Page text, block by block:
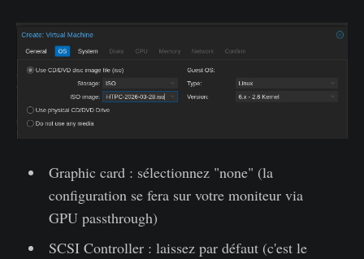
Graphic card : sélectionnez "none" (la
configuration se fera sur votre moniteur via
GPU passthrough)
SCSI Controller : laissez par défaut (c'est le